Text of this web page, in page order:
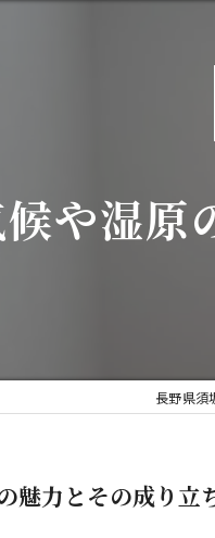
や湿
長野県須
魅力とその成り立